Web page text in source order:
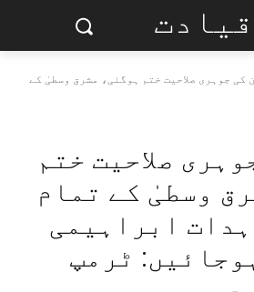
قیادت
کی جوہری صلاحیت ختم ہوگئی، مشرق وسطیٰ کے
صلاحیت ختم
وسطیٰ کے تمام
ابراہیمی
ٹرمپ